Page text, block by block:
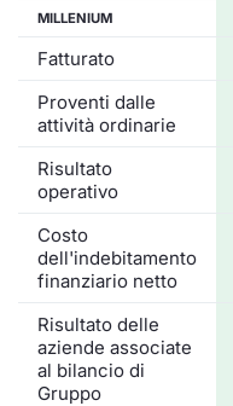
MILLENIUM
Fatturato
Proventi dalle
attività ordinarie
Risultato
operativo
Costo
dell'indebitamento
finanziario netto
Risultato delle
aziende associate
al bilancio di
Gruppo